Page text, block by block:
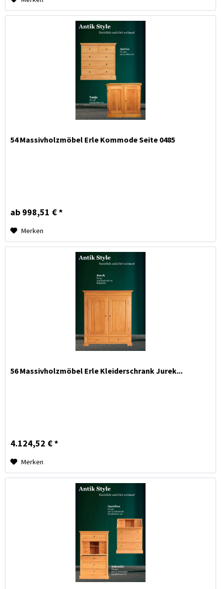
54 Massivholzmöbel Erle Kommode Seite 0485
ab 998,51 € *
Merken
56 Massivholzmöbel Erle Kleiderschrank Jurek...
4.124,52 € *
Merken